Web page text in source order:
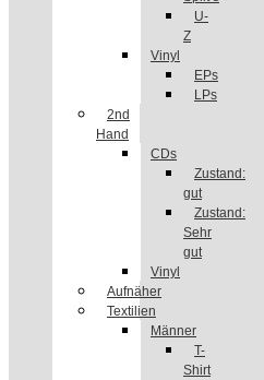
U-
Z
Vinyl
EPs
LPs
2nd
Hand
CDs
Zustand:
gut
Zustand:
Sehr
gut
Vinyl
Aufnäher
Textilien
Männer
T-
Shirt